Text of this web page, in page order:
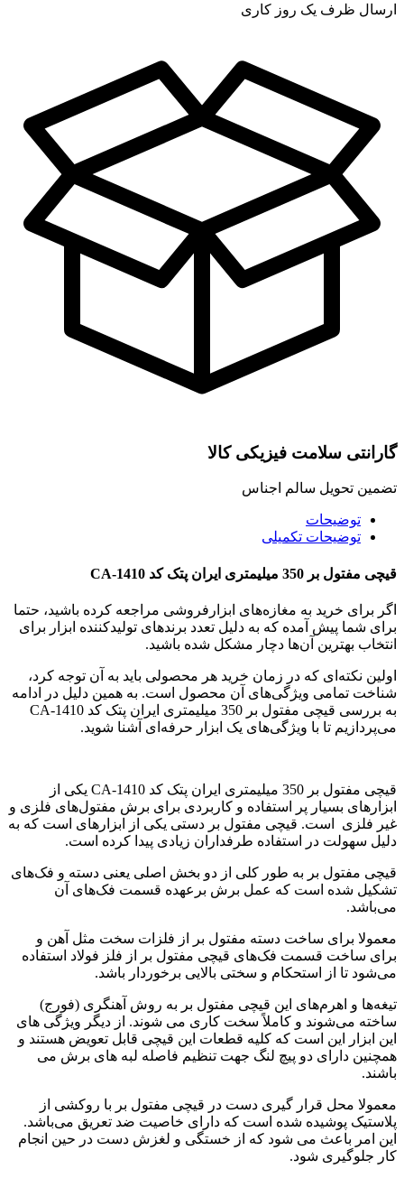
ارسال ظرف یک روز کاری
گارانتی سلامت فیزیکی کالا
تضمین تحویل سالم اجناس
توضیحات
توضیحات تکمیلی
قیچی مفتول بر 350 میلیمتری ایران پتک کد CA-1410
اگر برای خرید به مغازه‌های ابزارفروشی مراجعه کرده باشید، حتما
برای شما پیش آمده که به دلیل تعدد برندهای تولیدکننده ابزار برای
انتخاب بهترین آن‌ها دچار مشکل شده باشید.
اولین نکته‌ای که در زمان خرید هر محصولی باید به آن توجه کرد،
شناخت تمامی ویژگی‌های آن محصول است. به همین دلیل در ادامه
به بررسی قیچی مفتول بر 350 میلیمتری ایران پتک کد CA-1410
می‌پردازیم تا با ویژگی‌های یک ابزار حرفه‌ای آشنا شوید.
قیچی مفتول بر 350 میلیمتری ایران پتک کد CA-1410 یکی از
ابزارهای بسیار پر استفاده و کاربردی برای برش مفتول‌های فلزی و
غیر فلزی است. قیچی مفتول بر دستی یکی از ابزارهای است که به
دلیل سهولت در استفاده طرفداران زیادی پیدا کرده است.
قیچی مفتول بر به طور کلی از دو بخش اصلی یعنی دسته و فک‌های
تشکیل شده است که عمل برش برعهده قسمت فک‌های آن
می‌باشد.
معمولا برای ساخت دسته مفتول بر از فلزات سخت مثل آهن و
برای ساخت قسمت فک‌های قیچی مفتول بر از فلز فولاد استفاده
می‌شود تا از استحکام و سختی بالایی برخوردار باشد.
تیغه‌ها و اهرم‌های این قیچی مفتول بر به روش آهنگری (فورج)
ساخته می‌شوند و کاملاً سخت کاری می شوند. از دیگر ویژگی های
این ابزار این است که کلیه قطعات این قیچی قابل تعویض هستند و
همچنین دارای دو پیچ لنگ جهت تنظیم فاصله لبه های برش می
باشند.
معمولا محل قرار گیری دست در قیچی مفتول بر با روکشی از
پلاستیک پوشیده شده است که دارای خاصیت ضد تعریق می‌باشد.
این امر باعث می شود که از خستگی و لغزش دست در حین انجام
کار جلوگیری شود.